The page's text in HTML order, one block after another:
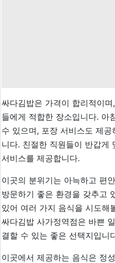
싸다김밥은 가격이 합리적이
들에게 적합한 장소입니다. 아
수 있으며, 포장 서비스도 제
니다. 친절한 직원들이 반갑게
서비스를 제공합니다.
이곳의 분위기는 아늑하고 편
방문하기 좋은 환경을 갖추고
있어 여러 가지 음식을 시도해
싸다김밥 사가정역점은 바쁜
결할 수 있는 좋은 선택지입니
이곳에서 제공하는 음식은 정